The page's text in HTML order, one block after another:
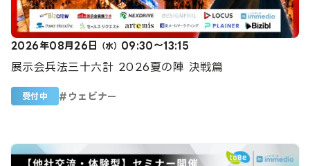
2026年08月26日 （水） 09:30～13:15
展示会兵法三十六計 2026夏の陣 決戦篇
受付中 # ウェビナー